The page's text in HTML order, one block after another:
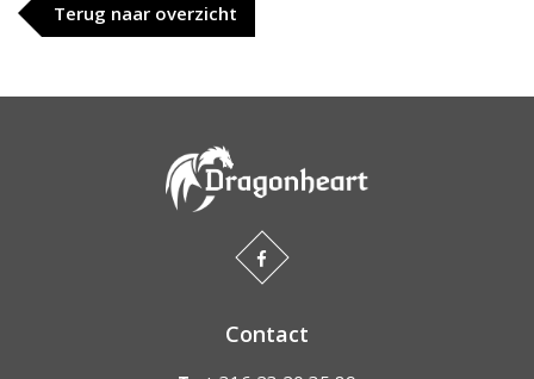
Terug naar overzicht
Contact